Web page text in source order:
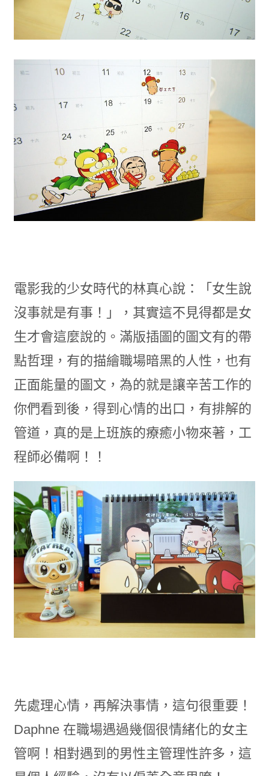
電影我的少女時代的林真心說：「女生說
沒事就是有事！」，其實這不見得都是女
生才會這麼說的。滿版插圖的圖文有的帶
點哲理，有的描繪職場暗黑的人性，也有
正面能量的圖文，為的就是讓辛苦工作的
你們看到後，得到心情的出口，有排解的
管道，真的是上班族的療癒小物來著，工
程師必備啊！！
先處理心情，再解決事情，這句很重要！
Daphne 在職場遇過幾個很情緒化的女主
管啊！相對遇到的男性主管理性許多，這